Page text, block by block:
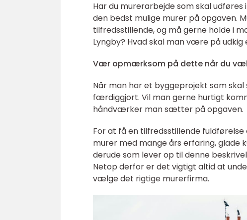
Har du murerarbejde som skal
den bedst mulige murer på opgaven.
tilfredsstillende, og må gerne holde i
Lyngby? Hvad skal man være på udkig
Vær opmærksom på dette når du
Når man har et byggeprojekt som
færdiggjort. Vil man gerne hurtigt
håndværker man sætter på opgaven.
For at få en tilfredsstillende
murer med mange års erfaring, glade
derude som lever op til denne
Netop derfor er det vigtigt altid at
vælge det rigtige murerfirma.